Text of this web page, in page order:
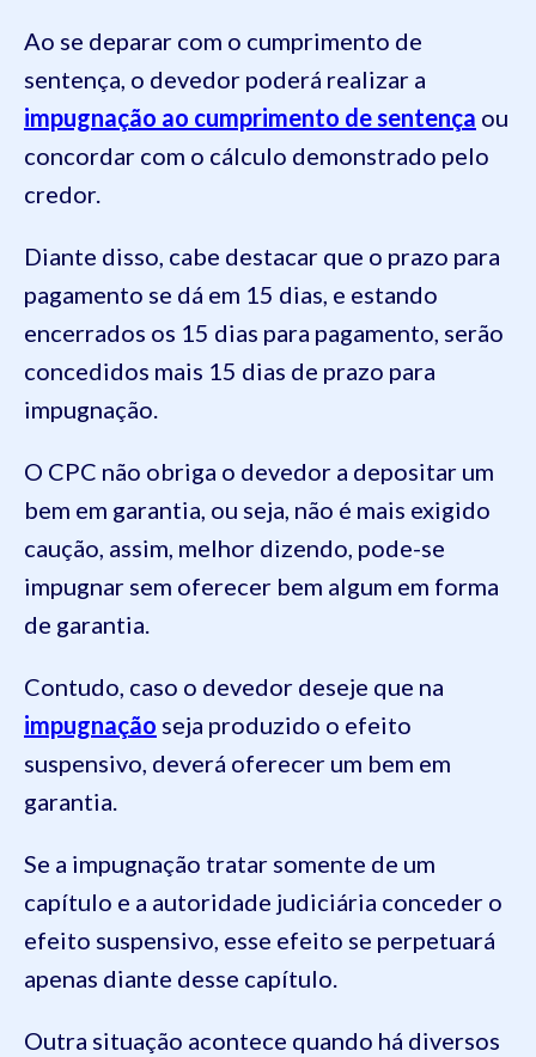
Ao se deparar com o cumprimento de
sentença, o devedor poderá realizar a
impugnação ao cumprimento de sentença ou
concordar com o cálculo demonstrado pelo
credor.
Diante disso, cabe destacar que o prazo para
pagamento se dá em 15 dias, e estando
encerrados os 15 dias para pagamento, serão
concedidos mais 15 dias de prazo para
impugnação.
O CPC não obriga o devedor a depositar um
bem em garantia, ou seja, não é mais exigido
caução, assim, melhor dizendo, pode-se
impugnar sem oferecer bem algum em forma
de garantia.
Contudo, caso o devedor deseje que na
impugnação seja produzido o efeito
suspensivo, deverá oferecer um bem em
garantia.
Se a impugnação tratar somente de um
capítulo e a autoridade judiciária conceder o
efeito suspensivo, esse efeito se perpetuará
apenas diante desse capítulo.
Outra situação acontece quando há diversos